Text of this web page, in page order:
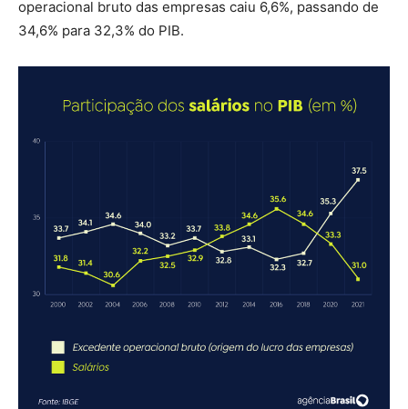
operacional bruto das empresas caiu 6,6%, passando de
34,6% para 32,3% do PIB.